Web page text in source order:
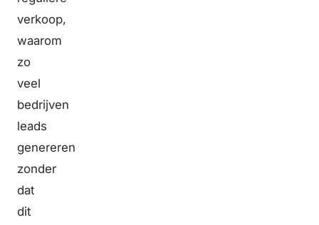
verkoop,
waarom
zo
veel
bedrijven
leads
genereren
zonder
dat
dit